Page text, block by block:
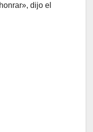
dijo el